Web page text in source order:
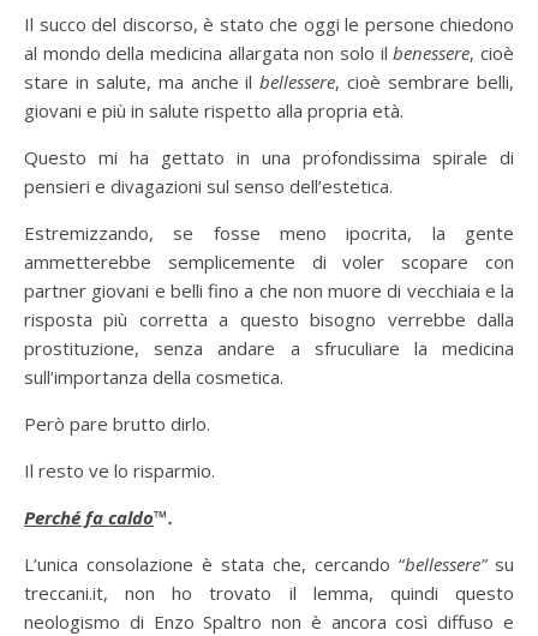
Il succo del discorso, è stato che oggi le persone chiedono
al mondo della medicina allargata non solo ilbenessere, cioè
stare in salute, ma anche ilbellessere, cioè sembrare belli,
giovani e più in salute rispetto alla propria età.
Questo mi ha gettato in una profondissima spirale di
pensieri e divagazioni sul senso dell’estetica.
Estremizzando, se fosse meno ipocrita, la gente
ammetterebbe semplicemente di voler scopare con
partner giovani e belli fino a che non muore di vecchiaia e la
risposta più corretta a questo bisogno verrebbe dalla
prostituzione, senza andare a sfruculiare la medicina
sull’importanza della cosmetica.
Però pare brutto dirlo.
Il resto ve lo risparmio.
Perché fa caldo™.
L’unica consolazione è stata che, cercando “bellessere” su
treccani.it, non ho trovato il lemma, quindi questo
neologismo di Enzo Spaltro non è ancora così diffuso e